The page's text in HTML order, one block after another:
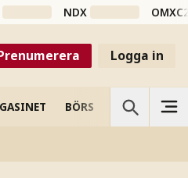
NDX
Logga in
BÖRS VETENSKAP